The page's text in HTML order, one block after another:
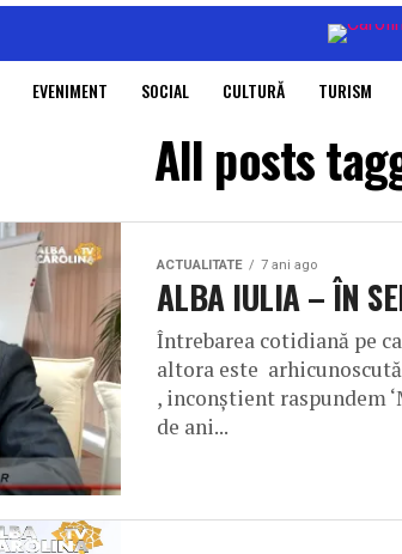
EVENIMENT SOCIAL CULTURĂ TURISM
All posts
ACTUALITATE 7 ani ago
ALBA IULIA – ÎN
Întrebarea cotidiană pe
altora este
, inconştient raspundem
de ani...